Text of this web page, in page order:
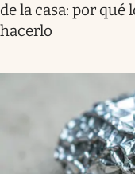
de la casa: por
hacerlo